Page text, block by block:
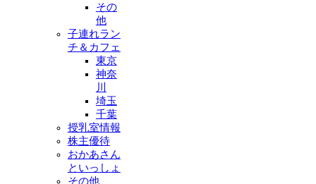
その
他
子連れラン
チ＆カフェ
東京
神奈
川
埼玉
千葉
授乳室情報
株主優待
おかあさん
といっしょ
その他